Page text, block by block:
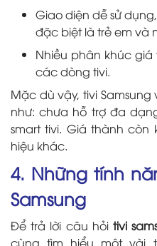
Giao diện dễ sử
đặc biệt là trẻ em và
Nhiều phân khúc
các dòng tivi.
Mặc dù vậy, tivi
như: chưa hỗ trợ đa
smart tivi. Giá thành
hiệu khác.
4. Những tính
Samsung
Để trả lời câu hỏi tivi
cùng tìm hiểu một vài